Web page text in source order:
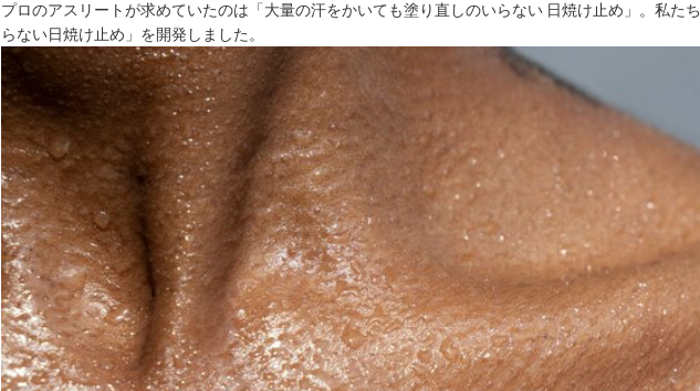
プロのアスリートが求めていたのは「大量の汗をかいても塗り直しのいらない 日焼け止め」。私た
らない日焼け止め」を開発しました。